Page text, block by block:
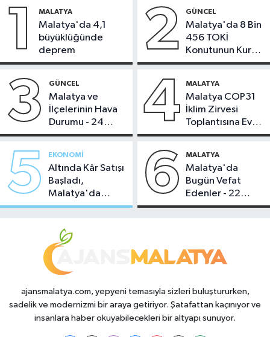
1 MALATYA
Malatya'da 4,1
büyüklüğünde
deprem
2 GÜNCEL
Malatya'da 8 Bin
456 TOKİ
Konutunun Kurası
Bugün Çekiliyor
3 GÜNCEL
Malatya ve
İlçelerinin Hava
Durumu - 24
Temmuz 2026
4 MALATYA
Malatya COP31
İklim Zirvesi
Toplantısına Ev
Sahipliği Yaptı
5 EKONOMI
Altında Kâr Satışı
Başladı,
Malatya'da
Makas Ne
6 MALATYA
Malatya'da
Bugün Vefat
Edenler - 22
Temmuz 2026
ajansmalatya.com, yepyeni temasıyla sizleri buluştururken,
sadelik ve modernizmi bir araya getiriyor. Şatafattan kaçınıyor ve
insanlara haber okuyabilecekleri bir altyapı sunuyor.